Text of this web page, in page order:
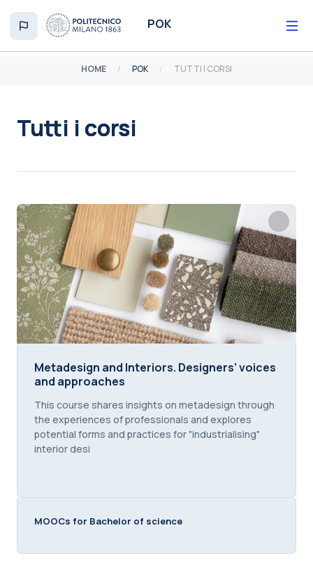
POK
HOME POK TUTTI I CORSI
Tutti i corsi
Metadesign and Interiors. Designers’ voices and
Metadesign and Interiors. Designers’ voices
and approaches
Course summary text:
This course shares insights on metadesign through
the experiences of professionals and explores
potential forms and practices for "industrialising"
interior desi
MOOCs for Bachelor of science